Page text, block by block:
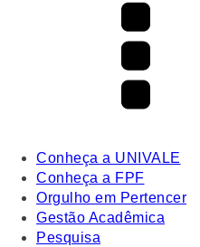
Conheça a UNIVALE
Conheça a FPF
Orgulho em Pertencer
Gestão Acadêmica
Pesquisa